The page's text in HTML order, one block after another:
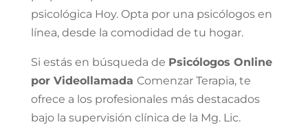
psicológica Hoy. Opta por una psicólogos en
línea, desde la comodidad de tu hogar.
Si estás en búsqueda de Psicólogos Online
por Videollamada Comenzar Terapia, te
ofrece a los profesionales más destacados
bajo la supervisión clínica de la Mg. Lic.